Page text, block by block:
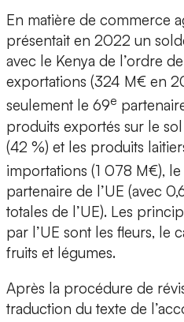
En matière de commerce
présentait en 2022 un
avec le Kenya de l’ordre
exportations (324 M€ en
seulement le 69e
produits exportés sur le
(42 %) et les produits
importations (1 078 M€),
partenaire de l’UE (avec
totales de l’UE). Les
par l’UE sont les fleurs, le
fruits et légumes.
Après la procédure de
traduction du texte de